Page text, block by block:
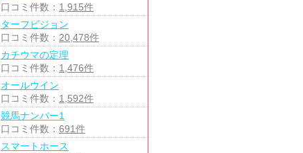
口コミ件数： 1,915件
ターフビジョン
口コミ件数： 20,478件
カチウマの定理
口コミ件数： 1,476件
オールウイン
口コミ件数： 1,592件
競馬ナンバー1
口コミ件数： 691件
スマートホース